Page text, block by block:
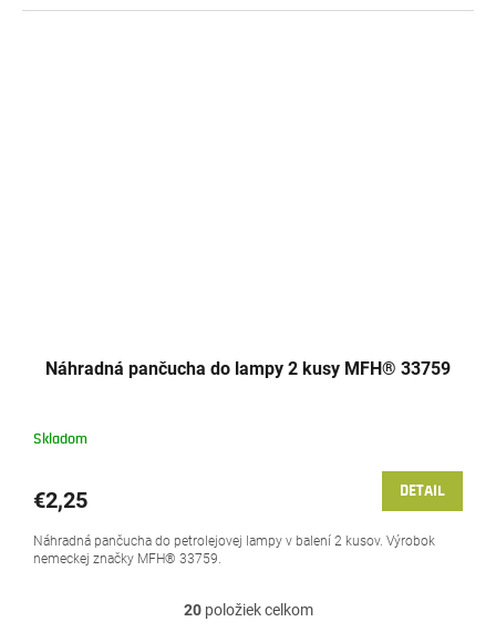
Náhradná pančucha do lampy 2 kusy MFH® 33759
Skladom
€2,25 DETAIL
Náhradná pančucha do petrolejovej lampy v balení 2 kusov. Výrobok
nemeckej značky MFH® 33759.
O
20položiek celkom